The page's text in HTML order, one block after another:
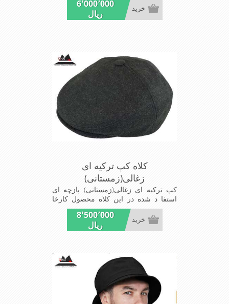
ومدروزسبک وراحت بسیارخوش فرم
وخوش دوخت
6٬000٬000
ریال
خرید
کلاه کپ ترکیه ای
زغالی(زمستانی)
کپ ترکیه ای زغالی(زمستانی) پازچه ای
استفا د شده در این کلاه محصول کارخا
نجات نساجی ارم و نخ استفاده شد در
بافت پارچه ازالیاف اکرلیک است شیک و
مناسب افراد خوش پوش جنس عالی
8٬500٬000
ریال
خرید